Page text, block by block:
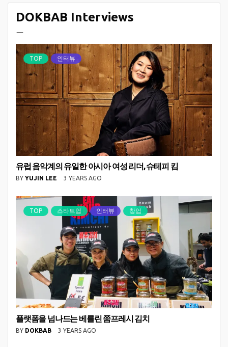
DOKBAB Interviews
ㅡ
TOP 인터뷰
유럽 음악계의 유일한 아시아 여성 리더, 슈테피 킴
BY YUJIN LEE 3 YEARS AGO
TOP 스타트업 인터뷰 창업
플랫폼을 넘나드는 베를린 쭘프레시 김치
BY DOKBAB 3 YEARS AGO